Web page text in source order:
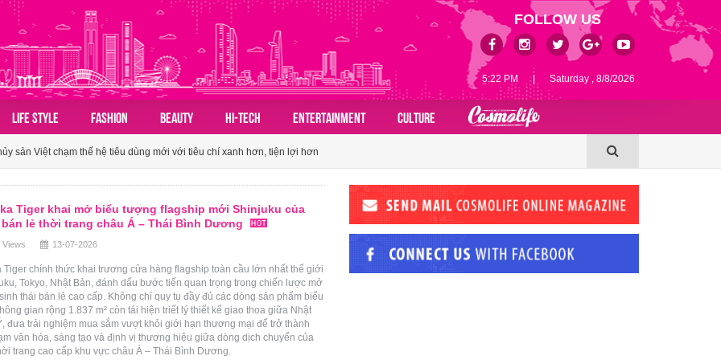
5:22 PM | Saturday , 8/8/2026
FOLLOW US
LIFE STYLE FASHION BEAUTY HI-TECH ENTERTAINMENT
CULTURE
hóa du lịch nhóm của người Việt
sản Việt chạm thế hệ tiêu dùng mới với tiêu chí xanh hơn, tiện lợi hơn
tấm vé mở lối du lịch Việt
du lịch nhóm của người Việt
sản Việt chạm thế hệ tiêu dùng mới với tiêu chí xanh hơn, tiện lợi hơn
Tiger khai mở biểu tượng flagship mới Shinjuku của
lẻ thời trang châu Á – Thái Bình Dương
Views 13-07-2026
Tiger chính thức khai trương cửa hàng flagship toàn cầu lớn nhất thế giới
Tokyo, Nhật Bản, đánh dấu bước tiến quan trọng trong chiến lược mở
thái bán lẻ cao cấp. Không chỉ quy tụ đầy đủ các dòng sản phẩm biểu
gian rộng 1.837 m² còn tái hiện triết lý thiết kế giao thoa giữa Nhật
đưa trải nghiệm mua sắm vượt khỏi giới hạn thương mại để trở thành
văn hóa, sáng tạo và định vị thương hiệu giữa dòng dịch chuyển của
trang cao cấp khu vực châu Á – Thái Bình Dương.